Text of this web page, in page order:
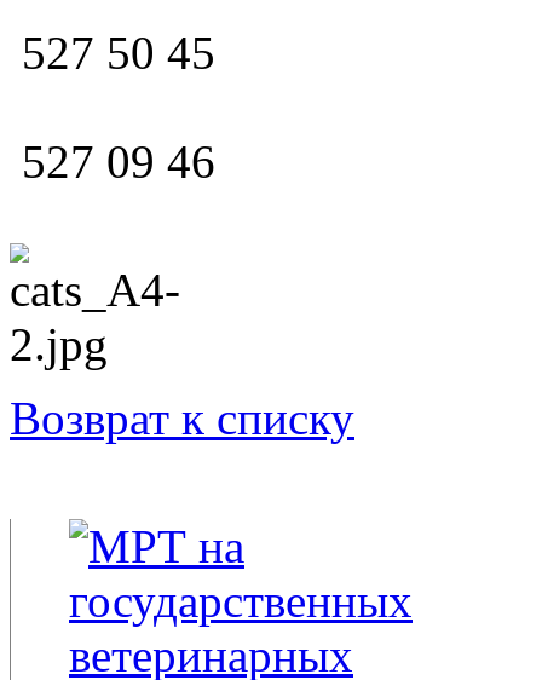
527 50 45
527 09 46
Возврат к списку